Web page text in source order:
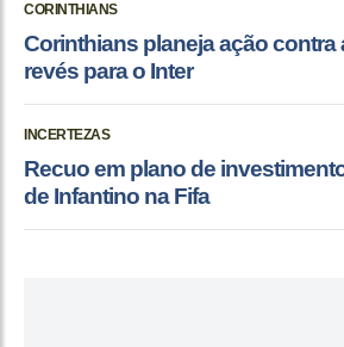
CORINTHIANS
Corinthians planeja ação contra
revés para o Inter
INCERTEZAS
Recuo em plano de
de Infantino na Fifa